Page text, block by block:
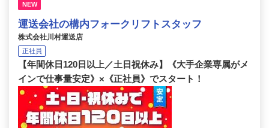
NEW
運送会社の構内フォークリフトスタッフ
株式会社川村運送店
正社員
【年間休日120日以上／土日祝休み】《大手企業専属がメ
インで仕事量安定》×《正社員》でスタート！